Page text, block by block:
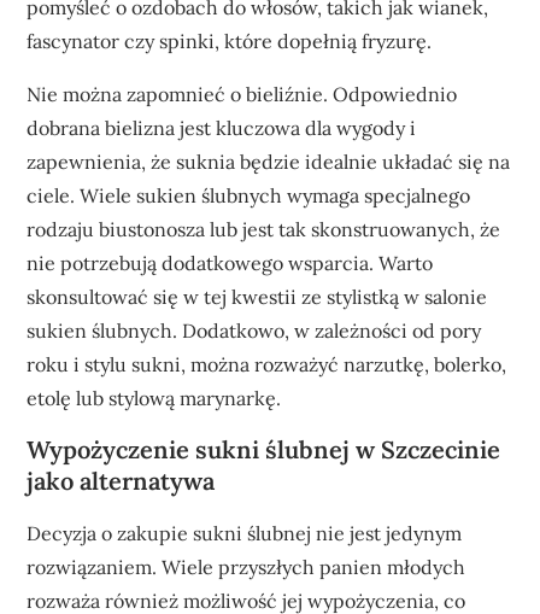
pomyśleć o ozdobach do włosów, takich jak wianek,
fascynator czy spinki, które dopełnią fryzurę.
Nie można zapomnieć o bieliźnie. Odpowiednio
dobrana bielizna jest kluczowa dla wygody i
zapewnienia, że suknia będzie idealnie układać się na
ciele. Wiele sukien ślubnych wymaga specjalnego
rodzaju biustonosza lub jest tak skonstruowanych, że
nie potrzebują dodatkowego wsparcia. Warto
skonsultować się w tej kwestii ze stylistką w salonie
sukien ślubnych. Dodatkowo, w zależności od pory
roku i stylu sukni, można rozważyć narzutkę, bolerko,
etolę lub stylową marynarkę.
Wypożyczenie sukni ślubnej w Szczecinie
jako alternatywa
Decyzja o zakupie sukni ślubnej nie jest jedynym
rozwiązaniem. Wiele przyszłych panien młodych
rozważa również możliwość jej wypożyczenia, co